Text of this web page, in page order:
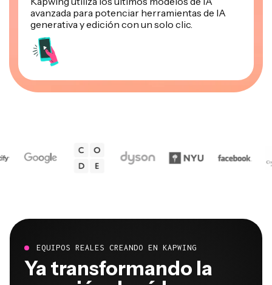
generativa y edición con un solo clic.
Ya transformando la
creación de vídeos en